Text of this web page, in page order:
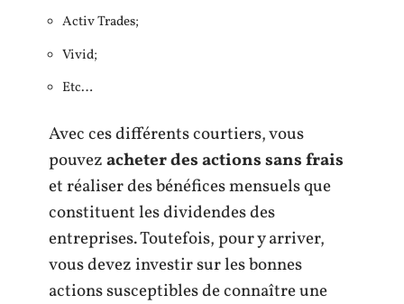
Activ Trades;
Vivid;
Etc…
Avec ces différents courtiers, vous
pouvezacheter des actions sans frais
et réaliser des bénéfices mensuels que
constituent les dividendes des
entreprises. Toutefois, pour y arriver,
vous devez investir sur les bonnes
actions susceptibles de connaître une